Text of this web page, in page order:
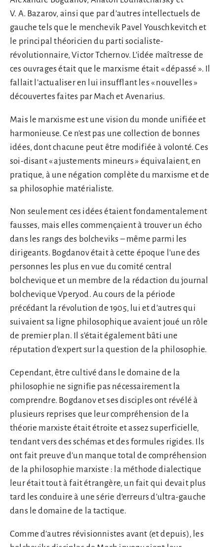
V. A. Bazarov, ainsi que par d’autres intellectuels de
gauche tels que le menchevik Pavel Youschkevitch et
le principal théoricien du parti socialiste-
révolutionnaire, Victor Tchernov. L’idée maîtresse de
ces ouvrages était que le marxisme était « dépassé ». Il
fallait l’actualiser en lui insufflant les « nouvelles »
découvertes faites par Mach et Avenarius.
Mais le marxisme est une vision du monde unifiée et
harmonieuse. Ce n’est pas une collection de bonnes
idées, dont chacune peut être modifiée à volonté. Ces
soi-disant « ajustements mineurs » équivalaient, en
pratique, à une négation complète du marxisme et de
sa philosophie matérialiste.
Non seulement ces idées étaient fondamentalement
fausses, mais elles commençaient à trouver un écho
dans les rangs des bolcheviks – même parmi les
dirigeants. Bogdanov était à cette époque l’une des
personnes les plus en vue du comité central
bolchevique et un membre de la rédaction du journal
bolchevique Vperyod. Au cours de la période
précédant la révolution de 1905, lui et d’autres qui
suivaient sa ligne philosophique avaient joué un rôle
de premier plan. Il s’était également bâti une
réputation d’expert sur la question de la philosophie.
Cependant, être cultivé dans le domaine de la
philosophie ne signifie pas nécessairement la
comprendre. Bogdanov et ses disciples ont révélé à
plusieurs reprises que leur compréhension de la
théorie marxiste était étroite et assez superficielle,
tendant vers des schémas et des formules rigides. Ils
ont fait preuve d’un manque total de compréhension
de la philosophie marxiste : la méthode dialectique
leur était tout à fait étrangère, un fait qui devait plus
tard les conduire à une série d’erreurs d’ultra-gauche
dans le domaine de la tactique.
Comme d’autres révisionnistes avant (et depuis), les